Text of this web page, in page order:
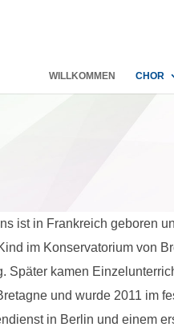
WILLKOMMEN CHOR
ist in Frankreich geboren
im Konservatorium von
Später kamen
und wurde 2011 im
in Berlin und einem